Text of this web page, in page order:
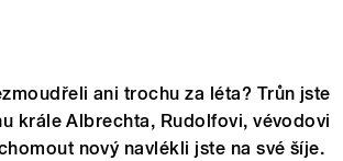
ani trochu za léta? Trůn jste
krále Albrechta, Rudolfovi, vévodovi
nový navlékli jste na své šíje.